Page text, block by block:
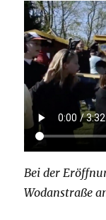
Bei der
Wodanstraße